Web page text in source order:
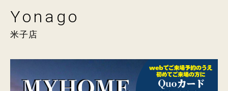
Yonago
米子店